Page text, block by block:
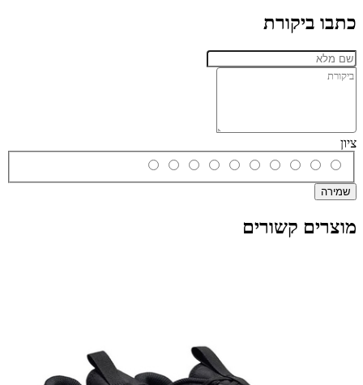
כתבו ביקורת
ציון
שמירה
מוצרים קשורים